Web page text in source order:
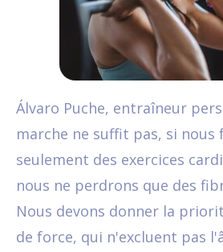
Álvaro Puche, entraîneur
marche ne suffit pas, si nous
seulement des exercices
nous ne perdrons que des
Nous devons donner la
de force, qui n'excluent pas